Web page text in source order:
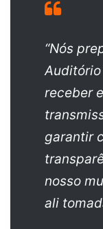
“Nós
receber
garantir
nosso
ali